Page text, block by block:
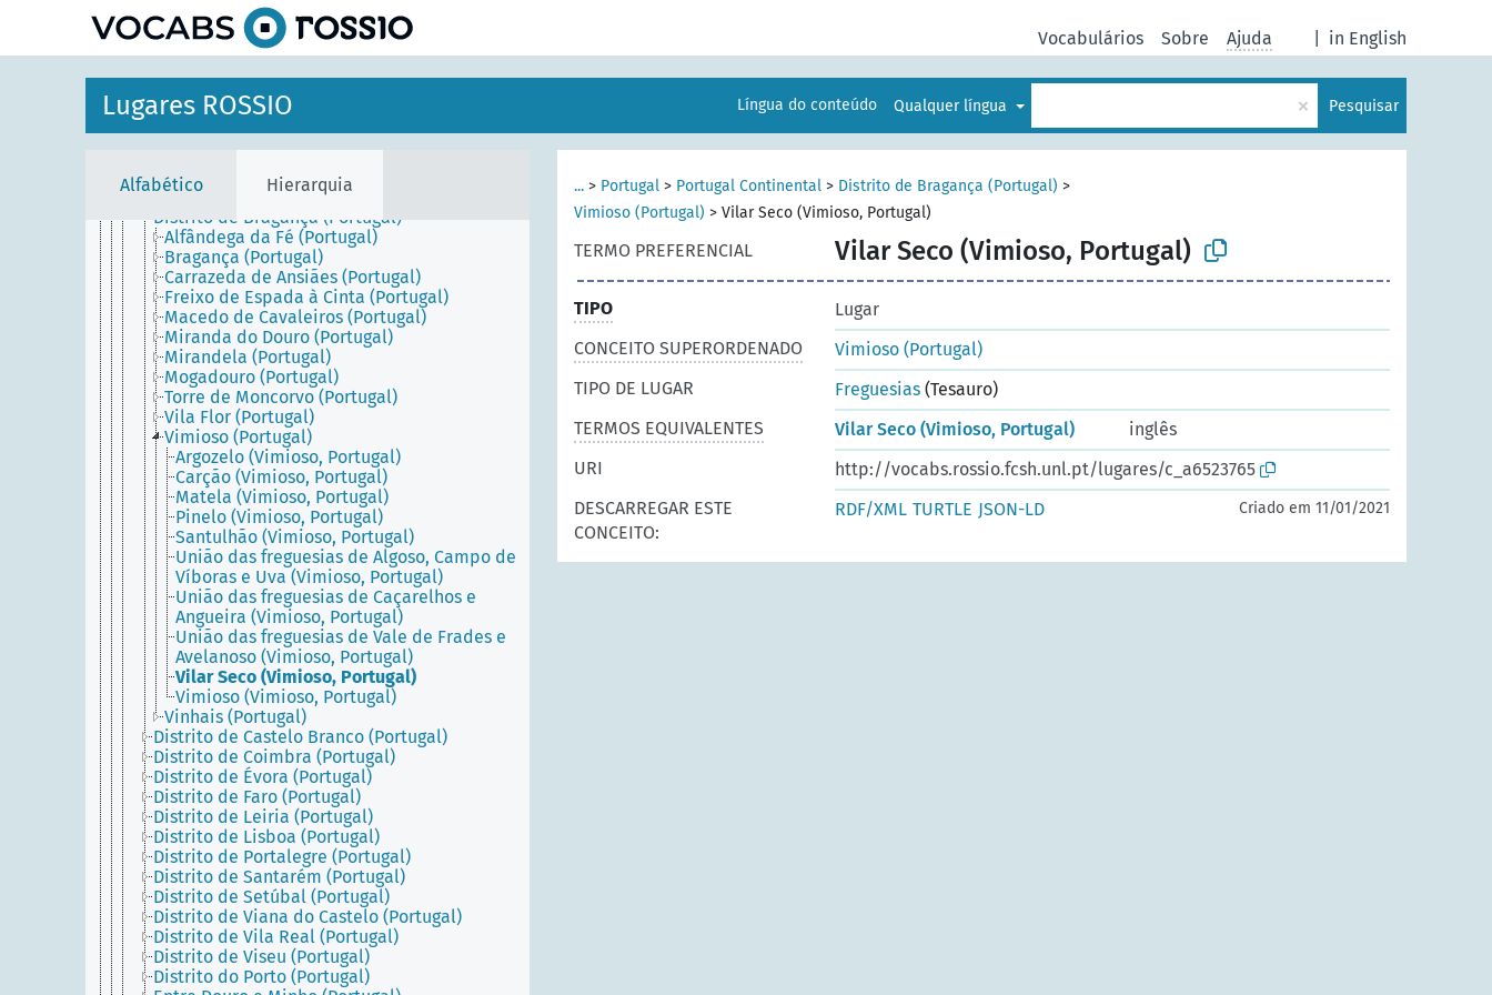
in English
Vocabulários Sobre Ajuda
Lugares ROSSIO Língua do conteúdo Qualquer língua × Pesquisar
Alfabético Hierarquia
Portugal Continental
Alentejo (Portugal)
Algarve (Portugal)
Área Metropolitana de Lisboa (Portugal)
Área Metropolitana do Porto (Portugal)
Beira (Portugal)
Distrito da Guarda (Portugal)
Distrito de Aveiro (Portugal)
Distrito de Beja (Portugal)
Distrito de Braga (Portugal)
Distrito de Bragança (Portugal)
Alfândega da Fé (Portugal)
Bragança (Portugal)
Carrazeda de Ansiães (Portugal)
Freixo de Espada à Cinta (Portugal)
Macedo de Cavaleiros (Portugal)
Miranda do Douro (Portugal)
Mirandela (Portugal)
Mogadouro (Portugal)
Torre de Moncorvo (Portugal)
Vila Flor (Portugal)
Vimioso (Portugal)
Argozelo (Vimioso, Portugal)
Carção (Vimioso, Portugal)
Matela (Vimioso, Portugal)
Pinelo (Vimioso, Portugal)
Santulhão (Vimioso, Portugal)
União das freguesias de Algoso, Campo de
Víboras e Uva (Vimioso, Portugal)
União das freguesias de Caçarelhos e
Angueira (Vimioso, Portugal)
União das freguesias de Vale de Frades e
Avelanoso (Vimioso, Portugal)
Vilar Seco (Vimioso, Portugal)
Vimioso (Vimioso, Portugal)
Vinhais (Portugal)
Distrito de Castelo Branco (Portugal)
Distrito de Coimbra (Portugal)
Distrito de Évora (Portugal)
Distrito de Faro (Portugal)
Distrito de Leiria (Portugal)
Distrito de Lisboa (Portugal)
Distrito de Portalegre (Portugal)
Distrito de Santarém (Portugal)
Distrito de Setúbal (Portugal)
Distrito de Viana do Castelo (Portugal)
Distrito de Vila Real (Portugal)
Distrito de Viseu (Portugal)
Distrito do Porto (Portugal)
... > Portugal > Portugal Continental > Distrito de Bragança (Portugal) >
Vimioso (Portugal) > Vilar Seco (Vimioso, Portugal)
TERMO PREFERENCIAL Vilar Seco (Vimioso, Portugal)
TIPO
Lugar
CONCEITO SUPERORDENADO
Vimioso (Portugal)
TIPO DE LUGAR
Freguesias (Tesauro)
TERMOS EQUIVALENTES
Vilar Seco (Vimioso, Portugal)
inglês
URI
http://vocabs.rossio.fcsh.unl.pt/lugares/c_a6523765
DESCARREGAR ESTE
CONCEITO:
RDF/XML TURTLE JSON-LD Criado em 11/01/2021